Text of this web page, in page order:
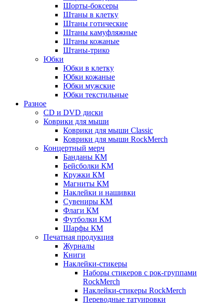
Шорты-боксеры
Штаны в клетку
Штаны готические
Штаны камуфляжные
Штаны кожаные
Штаны-трико
Юбки
Юбки в клетку
Юбки кожаные
Юбки мужские
Юбки текстильные
Разное
CD и DVD диски
Коврики для мыши
Коврики для мыши Classic
Коврики для мыши RockMerch
Концертный мерч
Банданы КМ
Бейсболки КМ
Кружки КМ
Магниты КМ
Наклейки и нашивки
Сувениры КМ
Флаги КМ
Футболки КМ
Шарфы КМ
Печатная продукция
Журналы
Книги
Наклейки-стикеры
Наборы стикеров с рок-группами
RockMerch
Наклейки-стикеры RockMerch
Переводные татуировки